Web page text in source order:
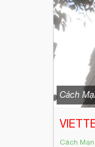
Cách
Cách